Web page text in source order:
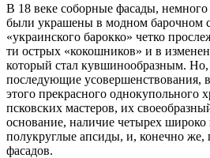
В 18 веке соборные фасады,
были украшены в модном барочном
«украинского барокко» четко
ти острых «кокошников» и в
который стал кувшинообразным. Но,
последующие усовершенствования,
этого прекрасного однокупольного
псковских мастеров, их
основание, наличие четырех широко
полукруглые апсиды, и, конечно же,
фасадов.